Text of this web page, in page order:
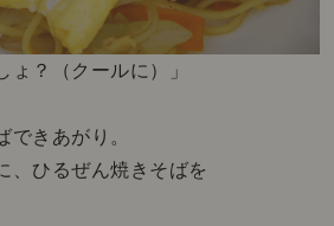
ょ？（クールに）」
できあがり。
、ひるぜん焼きそばを